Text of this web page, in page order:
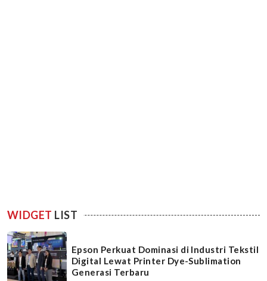
WIDGET LIST
Epson Perkuat Dominasi di Industri Tekstil
Digital Lewat Printer Dye-Sublimation
Generasi Terbaru